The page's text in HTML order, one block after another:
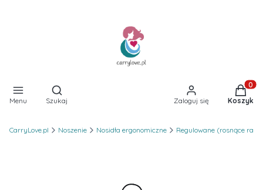
Menu
Otwórz wyszukiwarkę
Szukaj Zaloguj się Koszyk
CarryLove.pl Noszenie Nosidła ergonomiczne Regulowane (rosnące